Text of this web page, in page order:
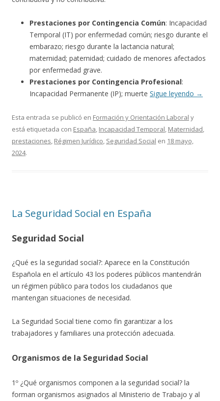
Prestaciones por Contingencia Común: Incapacidad
Temporal (IT) por enfermedad común; riesgo durante el
embarazo; riesgo durante la lactancia natural;
maternidad; paternidad; cuidado de menores afectados
por enfermedad grave.
Prestaciones por Contingencia Profesional:
Incapacidad Permanente (IP); muerte Sigue leyendo →
Esta entrada se publicó en Formación y Orientación Laboral y
está etiquetada con España, Incapacidad Temporal, Maternidad,
prestaciones, Régimen Jurídico, Seguridad Social en 18 mayo,
2024.
La Seguridad Social en España
Seguridad Social
¿Qué es la seguridad social?: Aparece en la Constitución
Española en el artículo 43 los poderes públicos mantendrán
un régimen público para todos los ciudadanos que
mantengan situaciones de necesidad.
La Seguridad Social tiene como fin garantizar a los
trabajadores y familiares una protección adecuada.
Organismos de la Seguridad Social
1º ¿Qué organismos componen a la seguridad social? la
forman organismos asignados al Ministerio de Trabajo y al